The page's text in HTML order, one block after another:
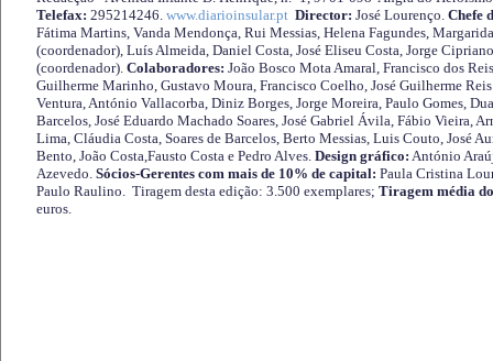
Telefax: 295214246. www.diarioinsular.pt Director: José Lourenço. Chefe
Fátima Martins, Vanda Mendonça, Rui Messias, Helena Fagundes,
(coordenador), Luís Almeida, Daniel Costa, José Eliseu Costa, Jorge
(coordenador). Colaboradores: João Bosco Mota Amaral, Francisco dos
Guilherme Marinho, Gustavo Moura, Francisco Coelho, José Guilherme
Ventura, António Vallacorba, Diniz Borges, Jorge Moreira, Paulo Gomes,
Barcelos, José Eduardo Machado Soares, José Gabriel Ávila, Fábio Vieira,
Lima, Cláudia Costa, Soares de Barcelos, Berto Messias, Luis Couto, José
Bento, João Costa,Fausto Costa e Pedro Alves. Design gráfico: António
Azevedo. Sócios-Gerentes com mais de 10% de capital: Paula Cristina
Paulo Raulino. Tiragem desta edição: 3.500 exemplares; Tiragem média
euros.